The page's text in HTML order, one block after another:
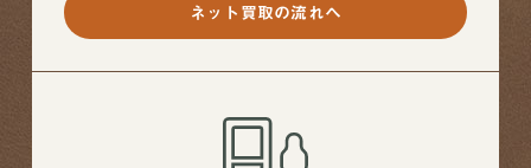
ネット買取の流れへ